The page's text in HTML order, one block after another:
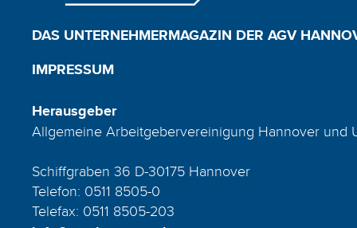
DAS UNTERNEHMERMAGAZIN DER AGV
IMPRESSUM
Herausgeber
Allgemeine Arbeitgebervereinigung Hannover und
Schiffgraben 36 D-30175 Hannover
Telefon: 0511 8505-0
Telefax: 0511 8505-203